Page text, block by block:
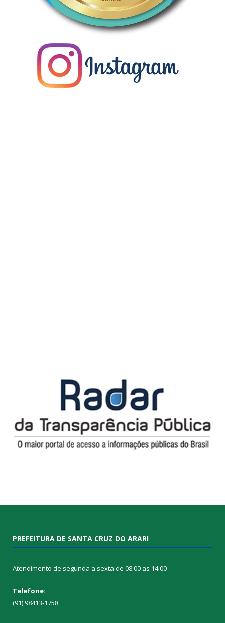
PREFEITURA DE SANTA CRUZ DO ARARI
Atendimento de segunda a sexta de 08:00 as 14:00
Telefone:
(91) 98413-1758